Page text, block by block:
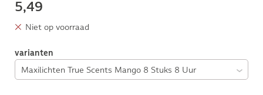
5,49
Niet op voorraad
varianten